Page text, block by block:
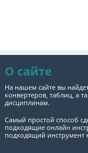
О сайте
На нашем сайте вы
конвертеров, таблиц, а
дисциплинам.
Самый простой способ
подходящие онлайн
подходящий инструмент